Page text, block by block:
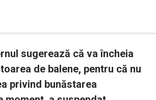
sugerează că va încheia
de balene, pentru că nu
privind bunăstarea